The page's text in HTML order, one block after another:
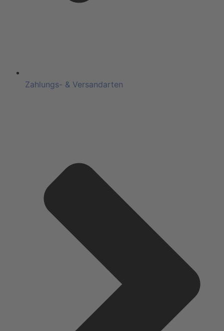
Zahlungs- & Versandarten